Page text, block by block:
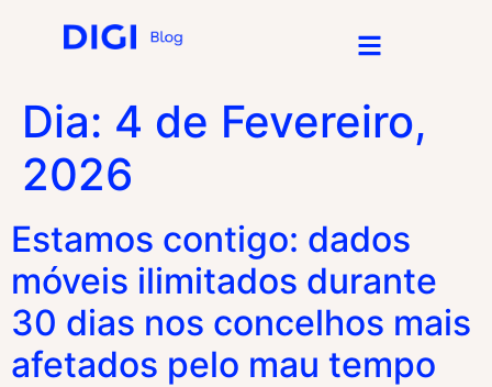
Dia: 4 de Fevereiro,
2026
Estamos contigo: dados
móveis ilimitados durante
30 dias nos concelhos mais
afetados pelo mau tempo